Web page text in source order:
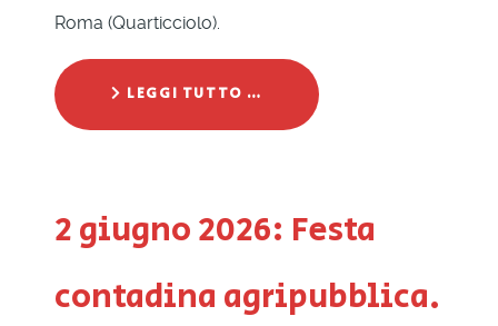
Roma (Quarticciolo).
LEGGI TUTTO …
2 giugno 2026: Festa
contadina agripubblica.